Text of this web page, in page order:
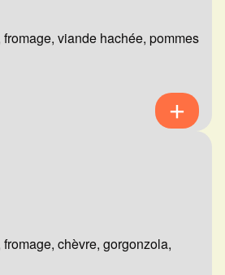
viande hachée, pommes
chèvre, gorgonzola,